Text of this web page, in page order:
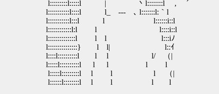
l:::::::::l:::::l | 丶l::::::::l , ´
l:::::::::::l::::l l_ -‐- ､ l:::::::l:｀l 実は
l:::::::::::l:::l l l::::::i::l 一人でや
l::::::::::::l:l l l::::i::l
l::::::::::::::l l l l:::iﾉ
l:::::::::::::::} l l| l::ｲ
l::::l::::::::::l l l l/ （|
l:::::l::::::::::l l l l l
l:::::l:::::::::l l l l （|
l::::::l::::::::l l l l l